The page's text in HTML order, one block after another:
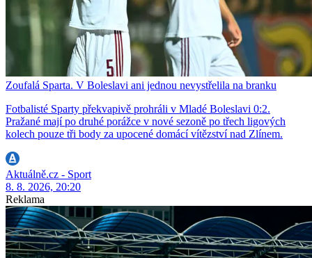
Zoufalá Sparta. V Boleslavi ani jednou nevystřelila na branku
Fotbalisté Sparty překvapivě prohráli v Mladé Boleslavi 0:2.
Pražané mají po druhé porážce v nové sezoně po třech ligových
kolech pouze tři body za upocené domácí vítězství nad Zlínem.
Aktuálně.cz - Sport
8. 8. 2026, 20:20
Reklama